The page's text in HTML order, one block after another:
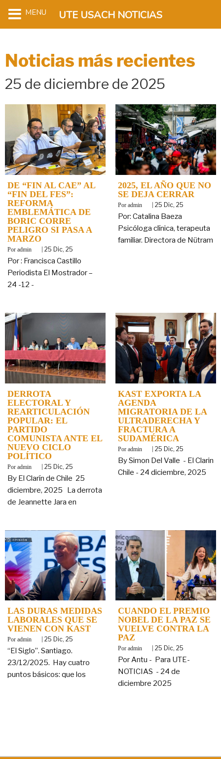
Noticias más recientes
25 de diciembre de 2025
DE “FIN AL CAE” AL
“FIN DEL FES”:
REFORMA
EMBLEMÁTICA DE
BORIC CORRE
PELIGRO SI PASA A
MARZO
By admin 25 Dic, 25
Por : Francisca Castillo
Periodista El Mostrador –
24 -12 -
2025, EL AÑO QUE NO
SE DEJA CERRAR
By admin 25 Dic, 25
Por: Catalina Baeza
Psicóloga clínica, terapeuta
familiar. Directora de Nütram
DERROTA
ELECTORAL Y
REARTICULACIÓN
POPULAR: EL
PARTIDO
COMUNISTA ANTE EL
NUEVO CICLO
POLÍTICO
By admin | 25 Dic, 25
By El Clarín de Chile 25
diciembre, 2025 La derrota
de Jeannette Jara en
KAST EXPORTA LA
AGENDA
MIGRATORIA DE LA
ULTRADERECHA Y
FRACTURA A
SUDAMÉRICA
By admin | 25 Dic, 25
By Simon Del Valle - El Clarin
Chile - 24 diciembre, 2025
LAS DURAS MEDIDAS
LABORALES QUE SE
VIENEN CON KAST
By admin 25 Dic, 25
“El Siglo”. Santiago.
23/12/2025. Hay cuatro
puntos básicos: que los
CUANDO EL PREMIO
NOBEL DE LA PAZ SE
VUELVE CONTRA LA
PAZ
By admin 25 Dic, 25
Por Antu - Para UTE-
NOTICIAS - 24 de
diciembre 2025
MENU UTE USACH NOTICIAS